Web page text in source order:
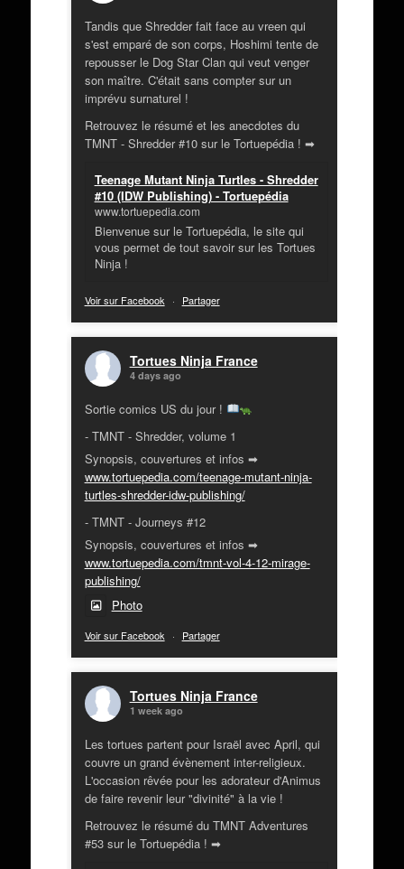
Tandis que Shredder fait face au vreen qui
s'est emparé de son corps, Hoshimi tente de
repousser le Dog Star Clan qui veut venger
son maître. C'était sans compter sur un
imprévu surnaturel !
Retrouvez le résumé et les anecdotes du
TMNT - Shredder #10 sur le Tortuepédia ! ➡
Teenage Mutant Ninja Turtles - Shredder
#10 (IDW Publishing) - Tortuepédia
www.tortuepedia.com
Bienvenue sur le Tortuepédia, le site qui
vous permet de tout savoir sur les Tortues
Ninja !
Voir sur Facebook · Partager
Tortues Ninja France
4 days ago
Sortie comics US du jour !
- TMNT - Shredder, volume 1
Synopsis, couvertures et infos ➡
www.tortuepedia.com/teenage-mutant-ninja-
turtles-shredder-idw-publishing/
- TMNT - Journeys #12
Synopsis, couvertures et infos ➡
www.tortuepedia.com/tmnt-vol-4-12-mirage-
publishing/
Photo
Voir sur Facebook · Partager
Tortues Ninja France
1 week ago
Les tortues partent pour Israël avec April, qui
couvre un grand évènement inter-religieux.
L'occasion rêvée pour les adorateur d'Animus
de faire revenir leur "divinité" à la vie !
Retrouvez le résumé du TMNT Adventures
#53 sur le Tortuepédia ! ➡